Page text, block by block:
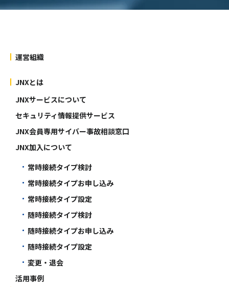
運営組織
JNXとは
JNXサービスについて
セキュリティ情報提供サービス
JNX会員専用サイバー事故相談窓口
JNX加入について
常時接続タイプ検討
常時接続タイプお申し込み
常時接続タイプ設定
随時接続タイプ検討
随時接続タイプお申し込み
随時接続タイプ設定
変更・退会
活用事例